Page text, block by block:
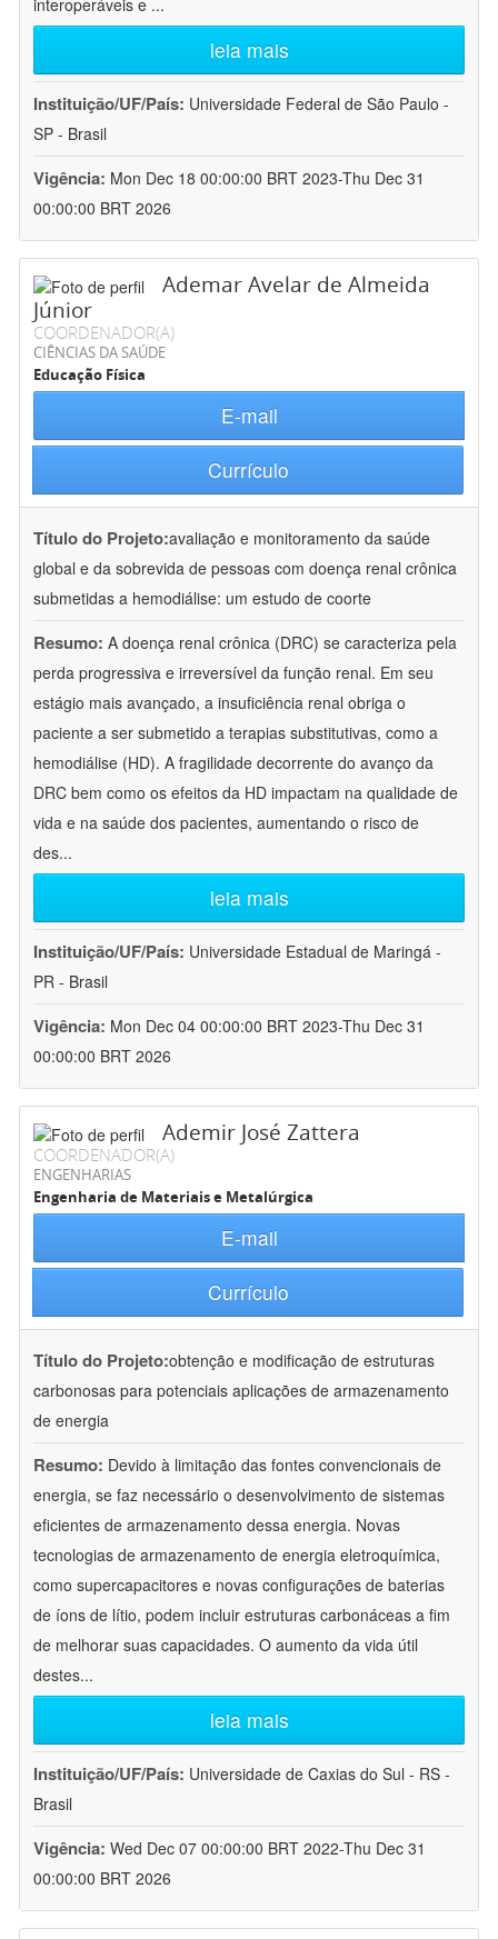
interoperáveis e ...
leia mais
Instituição/UF/País: Universidade Federal de São Paulo -
SP - Brasil
Vigência: Mon Dec 18 00:00:00 BRT 2023-Thu Dec 31
00:00:00 BRT 2026
Ademar Avelar de Almeida
Júnior
COORDENADOR(A)
CIÊNCIAS DA SAÚDE
Educação Física
E-mail
Currículo
Título do Projeto:avaliação e monitoramento da saúde
global e da sobrevida de pessoas com doença renal crônica
submetidas a hemodiálise: um estudo de coorte
Resumo: A doença renal crônica (DRC) se caracteriza pela
perda progressiva e irreversível da função renal. Em seu
estágio mais avançado, a insuficiência renal obriga o
paciente a ser submetido a terapias substitutivas, como a
hemodiálise (HD). A fragilidade decorrente do avanço da
DRC bem como os efeitos da HD impactam na qualidade de
vida e na saúde dos pacientes, aumentando o risco de
des...
leia mais
Instituição/UF/País: Universidade Estadual de Maringá -
PR - Brasil
Vigência: Mon Dec 04 00:00:00 BRT 2023-Thu Dec 31
00:00:00 BRT 2026
Ademir José Zattera
COORDENADOR(A)
ENGENHARIAS
Engenharia de Materiais e Metalúrgica
E-mail
Currículo
Título do Projeto:obtenção e modificação de estruturas
carbonosas para potenciais aplicações de armazenamento
de energia
Resumo: Devido à limitação das fontes convencionais de
energia, se faz necessário o desenvolvimento de sistemas
eficientes de armazenamento dessa energia. Novas
tecnologias de armazenamento de energia eletroquímica,
como supercapacitores e novas configurações de baterias
de íons de lítio, podem incluir estruturas carbonáceas a fim
de melhorar suas capacidades. O aumento da vida útil
destes...
leia mais
Instituição/UF/País: Universidade de Caxias do Sul - RS -
Brasil
Vigência: Wed Dec 07 00:00:00 BRT 2022-Thu Dec 31
00:00:00 BRT 2026